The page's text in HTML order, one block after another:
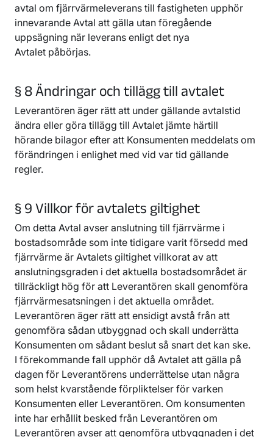
avtal om fjärrvärmeleverans till fastigheten upphör
innevarande Avtal att gälla utan föregående
uppsägning när leverans enligt det nya
Avtalet påbörjas.
§ 8 Ändringar och tillägg till avtalet
Leverantören äger rätt att under gällande avtalstid
ändra eller göra tillägg till Avtalet jämte härtill
hörande bilagor efter att Konsumenten meddelats om
förändringen i enlighet med vid var tid gällande
regler.
§ 9 Villkor för avtalets giltighet
Om detta Avtal avser anslutning till fjärrvärme i
bostadsområde som inte tidigare varit försedd med
fjärrvärme är Avtalets giltighet villkorat av att
anslutningsgraden i det aktuella bostadsområdet är
tillräckligt hög för att Leverantören skall genomföra
fjärrvärmesatsningen i det aktuella området.
Leverantören äger rätt att ensidigt avstå från att
genomföra sådan utbyggnad och skall underrätta
Konsumenten om sådant beslut så snart det kan ske.
I förekommande fall upphör då Avtalet att gälla på
dagen för Leverantörens underrättelse utan några
som helst kvarstående förpliktelser för varken
Konsumenten eller Leverantören. Om konsumenten
inte har erhållit besked från Leverantören om
Leverantören avser att genomföra utbyggnaden i det